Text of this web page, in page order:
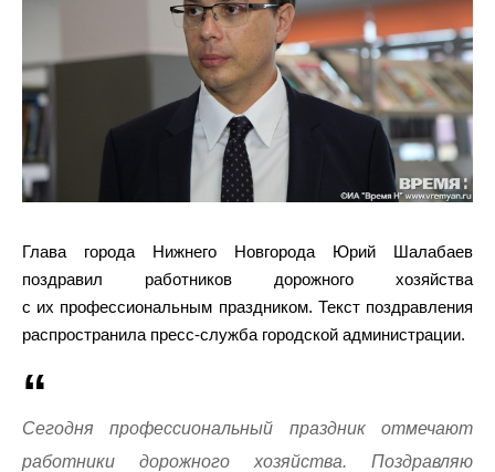
Глава города Нижнего Новгорода Юрий Шалабаев
поздравил работников дорожного хозяйства
с их профессиональным праздником. Текст поздравления
распространила пресс-служба городской администрации.
Сегодня профессиональный праздник отмечают
работники дорожного хозяйства. Поздравляю